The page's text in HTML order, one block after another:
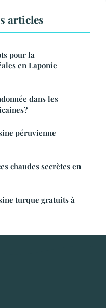
articles
pour la
en Laponie
dans les
péruvienne
chaudes secrètes en
turque gratuits à